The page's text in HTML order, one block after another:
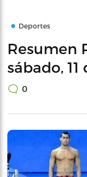
Deportes
Resumen
sábado,
0